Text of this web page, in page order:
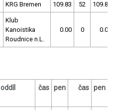
KRG Bremen 109.83 52 109.83
Klub
Kanoistika
Roudnice n.L.
0.00 0 0.00
oddíl čas pen čas pen